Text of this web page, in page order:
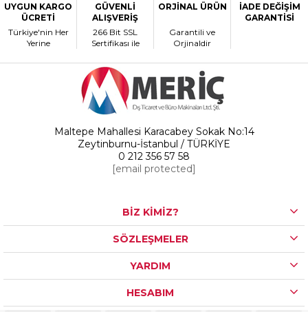
UYGUN KARGO
ÜCRETİ
Türkiye'nin Her
Yerine
GÜVENLİ
ALIŞVERİŞ
266 Bit SSL
Sertifikası ile
ORJİNAL ÜRÜN
Garantili ve
Orjinaldir
İADE DEĞİŞİM
GARANTİSİ
Maltepe Mahallesi Karacabey Sokak No:14
Zeytinburnu-İstanbul / TÜRKİYE
0 212 356 57 58
[email protected]
BİZ KİMİZ?
SÖZLEŞMELER
YARDIM
HESABIM